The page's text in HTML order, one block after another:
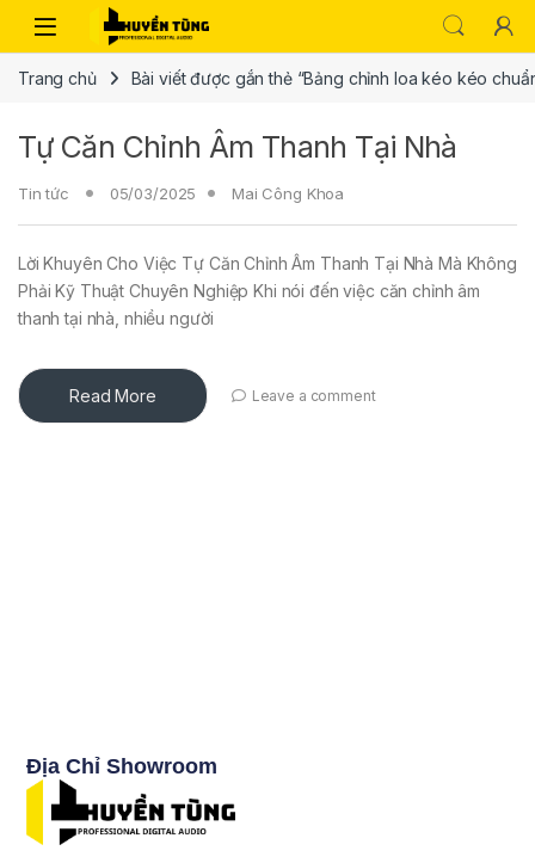
Trang chủ Bài viết được gắn thẻ “Bảng chỉnh loa kéo kéo
Tự Căn Chỉnh Âm Thanh Tại Nhà
Tin tức 05/03/2025 Mai Công Khoa
Lời Khuyên Cho Việc Tự Căn Chỉnh Âm Thanh Tại Nhà Mà Không
Phải Kỹ Thuật Chuyên Nghiệp Khi nói đến việc căn chỉnh âm
thanh tại nhà, nhiều người
Read More Leave a comment
Địa Chỉ Showroom